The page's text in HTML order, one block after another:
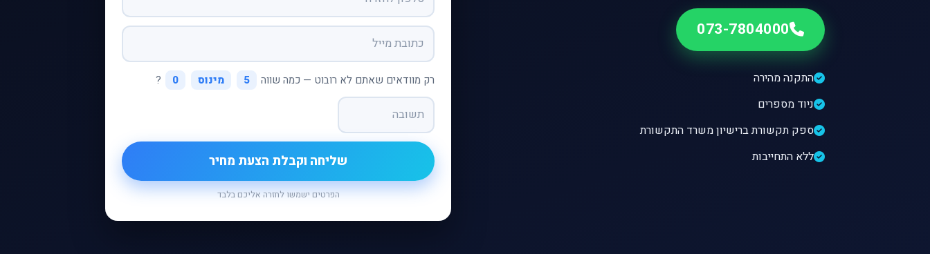
073-7804000
התקנה מהירה
ניוד מספרים
ספק תקשורת ברישיון משרד התקשורת
ללא התחייבות
רק מוודאים שאתם לא רובוט — כמה שווה 5 מינוס 0
?
הפרטים ישמשו לחזרה אליכם בלבד